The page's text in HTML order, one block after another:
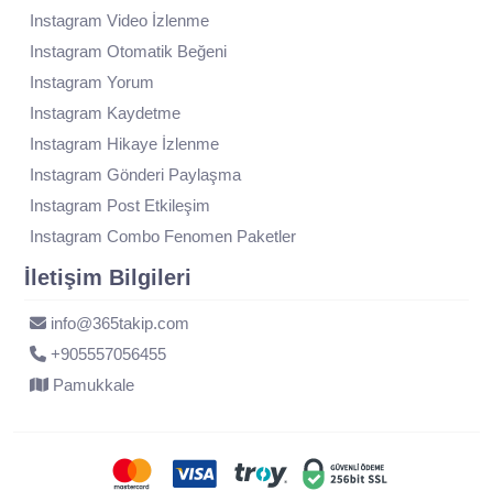
Instagram Video İzlenme
Instagram Otomatik Beğeni
Instagram Yorum
Instagram Kaydetme
Instagram Hikaye İzlenme
Instagram Gönderi Paylaşma
Instagram Post Etkileşim
Instagram Combo Fenomen Paketler
İletişim Bilgileri
info@365takip.com
+905557056455
Pamukkale